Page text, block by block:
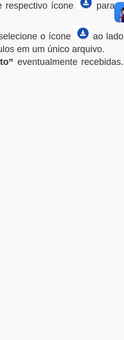
respectivo ícone
para a
o ícone
ao lado
em um único arquivo.
eventualmente recebidas.